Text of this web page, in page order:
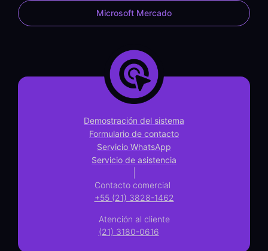
Microsoft Mercado
Demostración del sistema
Formulario de contacto
Servicio WhatsApp
Servicio de asistencia
Contacto comercial
+55 (21) 3828-1462
Atención al cliente
(21) 3180-0616